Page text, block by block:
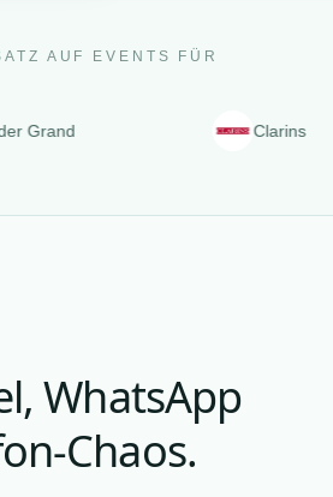
AUF EVENTS FÜR
Clarins
WhatsApp
Chaos.